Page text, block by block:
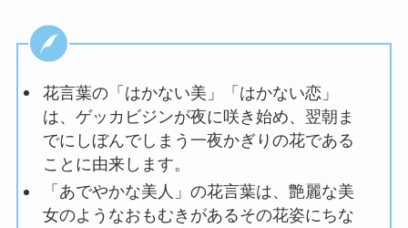
花言葉の「はかない美」「はかない恋」
は、ゲッカビジンが夜に咲き始め、翌朝ま
でにしぼんでしまう一夜かぎりの花である
ことに由来します。
「あでやかな美人」の花言葉は、艶麗な美
女のようなおもむきがあるその花姿にちな